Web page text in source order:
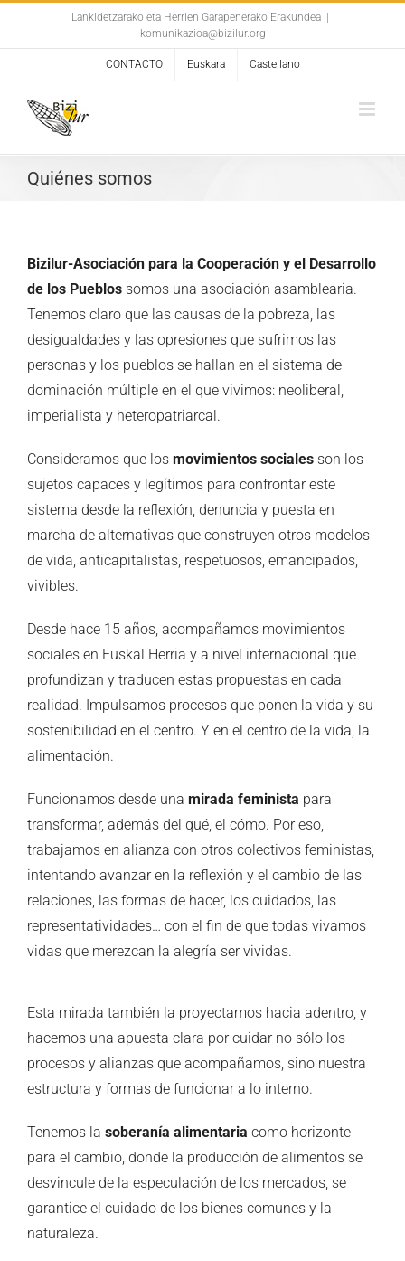
Lankidetzarako eta Herrien Garapenerako Erakundea
komunikazioa@bizilur.org
CONTACTO Euskara Castellano
Quiénes somos
Bizilur-Asociación para la Cooperación y el Desarrollo
de los Pueblos somos una asociación asamblearia.
Tenemos claro que las causas de la pobreza, las
desigualdades y las opresiones que sufrimos las
personas y los pueblos se hallan en el sistema de
dominación múltiple en el que vivimos: neoliberal,
imperialista y heteropatriarcal.
Consideramos que los movimientos sociales son los
sujetos capaces y legítimos para confrontar este
sistema desde la reflexión, denuncia y puesta en
marcha de alternativas que construyen otros modelos
de vida, anticapitalistas, respetuosos, emancipados,
vivibles.
Desde hace 15 años, acompañamos movimientos
sociales en Euskal Herria y a nivel internacional que
profundizan y traducen estas propuestas en cada
realidad. Impulsamos procesos que ponen la vida y su
sostenibilidad en el centro. Y en el centro de la vida, la
alimentación.
Funcionamos desde una mirada feminista para
transformar, además del qué, el cómo. Por eso,
trabajamos en alianza con otros colectivos feministas,
intentando avanzar en la reflexión y el cambio de las
relaciones, las formas de hacer, los cuidados, las
representatividades… con el fin de que todas vivamos
vidas que merezcan la alegría ser vividas.
Esta mirada también la proyectamos hacia adentro, y
hacemos una apuesta clara por cuidar no sólo los
procesos y alianzas que acompañamos, sino nuestra
estructura y formas de funcionar a lo interno.
Tenemos la soberanía alimentaria como horizonte
para el cambio, donde la producción de alimentos se
desvincule de la especulación de los mercados, se
garantice el cuidado de los bienes comunes y la
naturaleza.